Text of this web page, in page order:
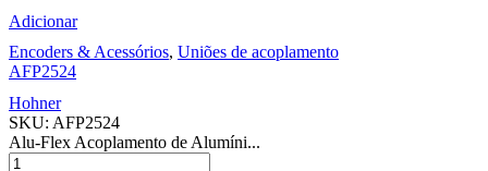
Adicionar
Encoders & Acessórios, Uniões de acoplamento
AFP2524
Hohner
SKU: AFP2524
Alu-Flex Acoplamento de Alumíni...